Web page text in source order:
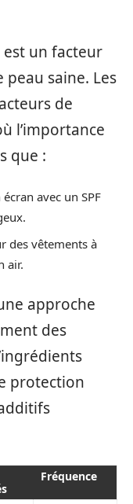
un facteur
saine. Les
de
l’importance
que :
avec un SPF
des vêtements à
air.
approche
des
protection
Fréquence